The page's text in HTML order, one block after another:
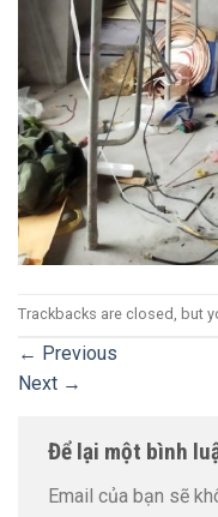
Trackbacks are closed, but
← Previous
Next →
Để lại một bình
Email của bạn sẽ